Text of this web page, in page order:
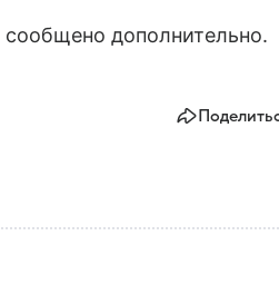
дополнительно.